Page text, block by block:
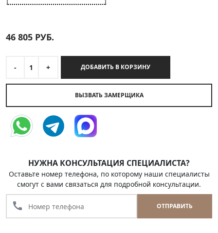
46 805 РУБ.
- 1 + ДОБАВИТЬ В КОРЗИНУ
ВЫЗВАТЬ ЗАМЕРЩИКА
НУЖНА КОНСУЛЬТАЦИЯ СПЕЦИАЛИСТА?
Оставьте номер телефона, по которому наши специалисты
смогут с вами связаться для подробной консультации.
call ОТПРАВИТЬ